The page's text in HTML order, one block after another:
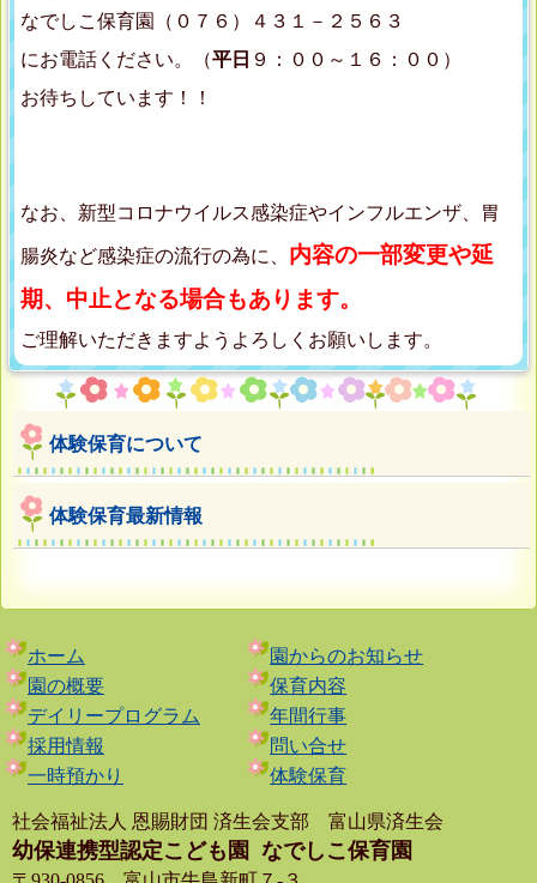
なでしこ保育園（０７６）４３１－２５６３
にお電話ください。（平日 ９：００～１６：００）
お待ちしています！！
なお、新型コロナウイルス感染症やインフルエンザ、胃
腸炎など感染症の流行の為に、 内容の一部変更や延
期、中止となる場合もあります。
ご理解いただきますようよろしくお願いします。
体験保育について
体験保育最新情報
ホーム
園からのお知らせ
園の概要
保育内容
デイリープログラム
年間行事
採用情報
問い合せ
一時預かり
体験保育
社会福祉法人 恩賜財団 済生会支部 富山県済生会
幼保連携型認定こども園 なでしこ保育園